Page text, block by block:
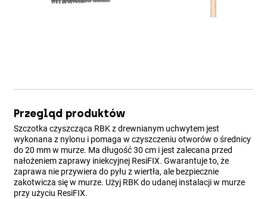
Przegląd produktów
Szczotka czyszcząca RBK z drewnianym uchwytem jest
wykonana z nylonu i pomaga w czyszczeniu otworów o średnicy
do 20 mm w murze. Ma długość 30 cm i jest zalecana przed
nałożeniem zaprawy iniekcyjnej ResiFIX. Gwarantuje to, że
zaprawa nie przywiera do pyłu z wiertła, ale bezpiecznie
zakotwicza się w murze. Użyj RBK do udanej instalacji w murze
przy użyciu ResiFIX.